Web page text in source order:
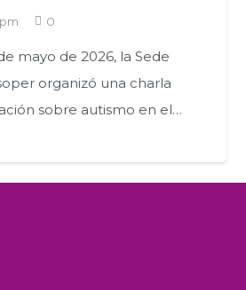
0
mayo de 2026, la Sede
organizó una charla
sobre autismo en el…